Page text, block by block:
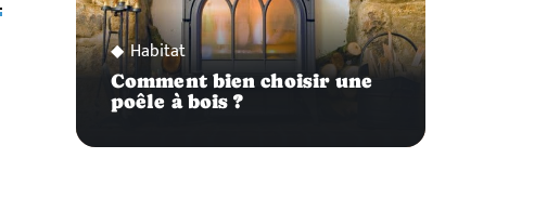
Habitat
Comment bien choisir une
poêle à bois ?